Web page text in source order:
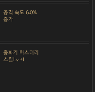
공격 속도 6.0%
증가
중화기 마스터리
스킬Lv +1